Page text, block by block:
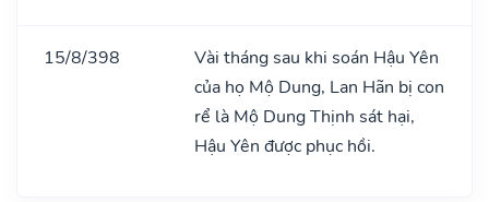
15/8/398
Vài tháng sau khi soán Hậu Yên
của họ Mộ Dung, Lan Hãn bị con
rể là Mộ Dung Thịnh sát hại,
Hậu Yên được phục hồi.